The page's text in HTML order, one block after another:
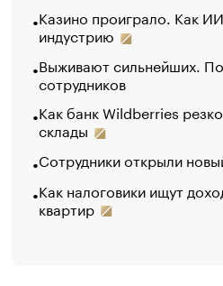
Казино проиграло. Как
индустрию
Выживают сильнейших.
сотрудников
Как банк Wildberries
склады
Сотрудники открыли
Как налоговики ищут
квартир